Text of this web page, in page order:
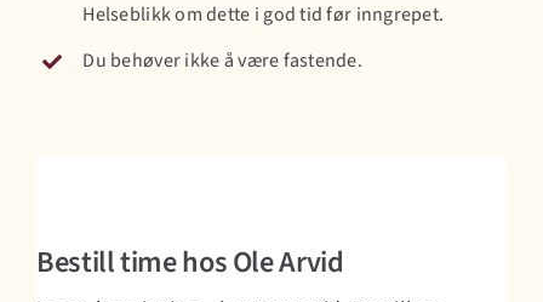
Helseblikk om dette i god tid før inngrepet.
Du behøver ikke å være fastende.
Bestill time hos Ole Arvid